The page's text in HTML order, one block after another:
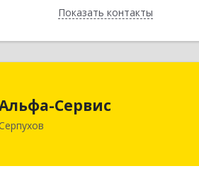
Показать контакты
Назад
Сервис
142200, Московская обл, Серпухов
Красноармейская ул, дом № 35/